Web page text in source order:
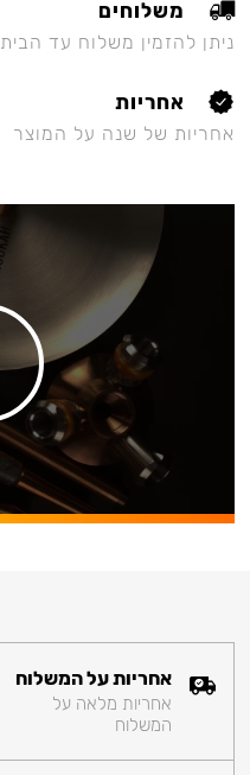
משלוחים
ניתן להזמין משלוח עד הבית
אחריות
אחריות של שנה על המוצר
אחריות על המשלוח
אחריות מלאה על
המשלוח